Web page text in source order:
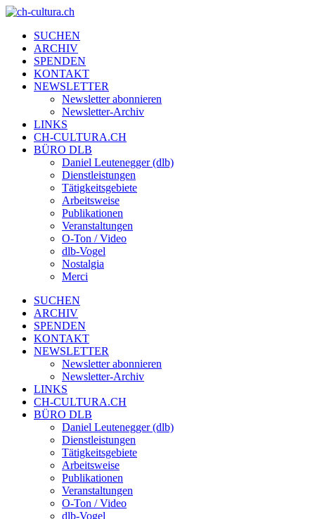
SUCHEN
ARCHIV
SPENDEN
KONTAKT
NEWSLETTER
Newsletter abonnieren
Newsletter-Archiv
LINKS
CH-CULTURA.CH
BÜRO DLB
Daniel Leutenegger (dlb)
Dienstleistungen
Tätigkeitsgebiete
Arbeitsweise
Publikationen
Veranstaltungen
O-Ton / Video
dlb-Vogel
Nostalgia
Merci
SUCHEN
ARCHIV
SPENDEN
KONTAKT
NEWSLETTER
Newsletter abonnieren
Newsletter-Archiv
LINKS
CH-CULTURA.CH
BÜRO DLB
Daniel Leutenegger (dlb)
Dienstleistungen
Tätigkeitsgebiete
Arbeitsweise
Publikationen
Veranstaltungen
O-Ton / Video
dlb-Vogel